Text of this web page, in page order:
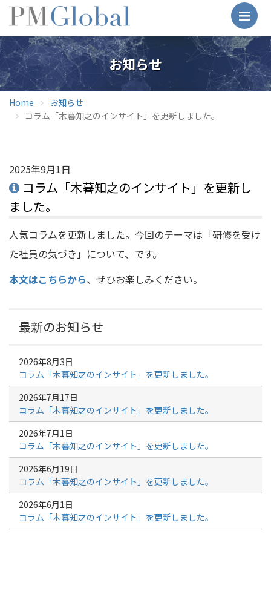
お知らせ
Home
お知らせ
コラム「木暮知之のインサイト」を更新しました。
2025年9月1日
コラム「木暮知之のインサイト」を更新し
ました。
人気コラムを更新しました。今回のテーマは「研修を受け
た社員の気づき」について、です。
本文はこちらから、ぜひお楽しみください。
最新のお知らせ
2026年8月3日
コラム「木暮知之のインサイト」を更新しました。
2026年7月17日
コラム「木暮知之のインサイト」を更新しました。
2026年7月1日
コラム「木暮知之のインサイト」を更新しました。
2026年6月19日
コラム「木暮知之のインサイト」を更新しました。
2026年6月1日
コラム「木暮知之のインサイト」を更新しました。